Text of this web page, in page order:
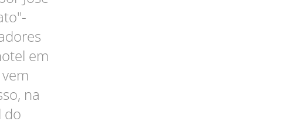
em
na
do